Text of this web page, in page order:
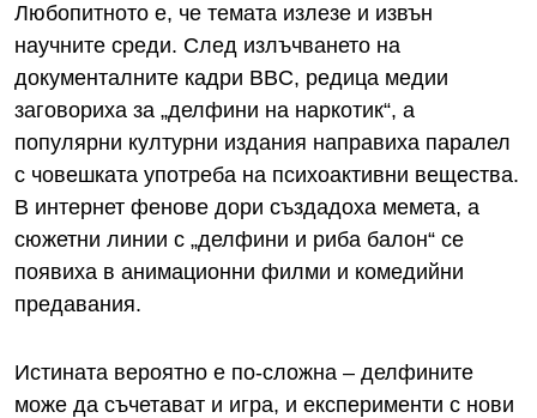
Любопитното е, че темата излезе и извън
научните среди. След излъчването на
документалните кадри BBC, редица медии
заговориха за „делфини на наркотик“, а
популярни културни издания направиха паралел
с човешката употреба на психоактивни вещества.
В интернет фенове дори създадоха мемета, а
сюжетни линии с „делфини и риба балон“ се
появиха в анимационни филми и комедийни
предавания.
Истината вероятно е по-сложна – делфините
може да съчетават и игра, и експерименти с нови